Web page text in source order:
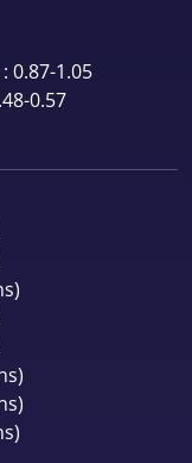
0.87-1.05
0.57